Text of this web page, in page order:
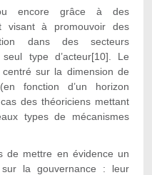
ou encore grâce à des
visant à promouvoir des
dans des secteurs
type d’acteur[10]. Le
sur la dimension de
fonction d’un horizon
des théoriciens mettant
types de mécanismes
de mettre en évidence un
sur la gouvernance : leur